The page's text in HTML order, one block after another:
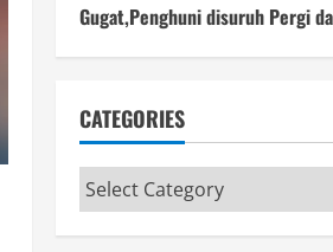
Gugat,Penghuni disuruh Pergi
CATEGORIES
Categories